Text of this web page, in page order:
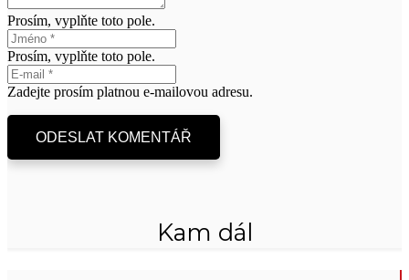
Prosím, vyplňte toto pole.
Prosím, vyplňte toto pole.
Zadejte prosím platnou e-mailovou adresu.
ODESLAT KOMENTÁŘ
Kam dál